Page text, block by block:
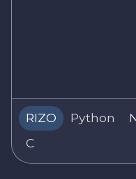
RIZO Python
C